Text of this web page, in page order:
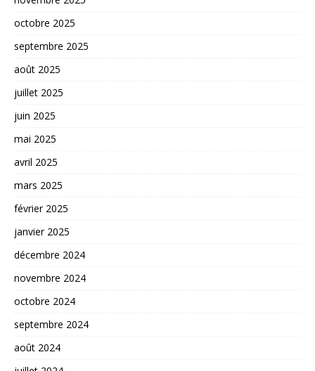
octobre 2025
septembre 2025
août 2025
juillet 2025
juin 2025
mai 2025
avril 2025
mars 2025
février 2025
janvier 2025
décembre 2024
novembre 2024
octobre 2024
septembre 2024
août 2024